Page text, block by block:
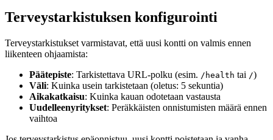
Terveystarkistuksen konfigurointi
Terveystarkistukset varmistavat, että uusi kontti on valmis ennen
liikenteen ohjaamista:
Päätepiste: Tarkistettava URL-polku (esim. /health tai /)
Väli: Kuinka usein tarkistetaan (oletus: 5 sekuntia)
Aikakatkaisu: Kuinka kauan odotetaan vastausta
Uudelleenyritykset: Peräkkäisten onnistumisten määrä ennen
vaihtoa